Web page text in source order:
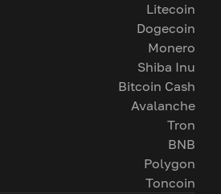
Litecoin
Dogecoin
Monero
Shiba Inu
Bitcoin Cash
Avalanche
Tron
BNB
Polygon
Toncoin